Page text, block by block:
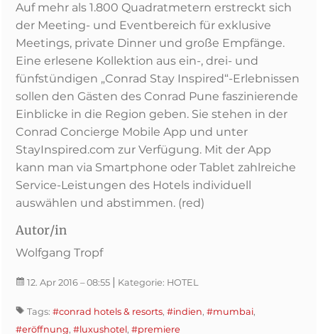
Auf mehr als 1.800 Quadratmetern erstreckt sich
der Meeting- und Eventbereich für exklusive
Meetings, private Dinner und große Empfänge.
Eine erlesene Kollektion aus ein-, drei- und
fünfstündigen „Conrad Stay Inspired“-Erlebnissen
sollen den Gästen des Conrad Pune faszinierende
Einblicke in die Region geben. Sie stehen in der
Conrad Concierge Mobile App und unter
StayInspired.com zur Verfügung. Mit der App
kann man via Smartphone oder Tablet zahlreiche
Service-Leistungen des Hotels individuell
auswählen und abstimmen. (red)
Autor/in
Wolfgang Tropf
12. Apr 2016 – 08:55 | Kategorie: HOTEL
Tags: #conrad hotels & resorts, #indien, #mumbai,
#eröffnung, #luxushotel, #premiere